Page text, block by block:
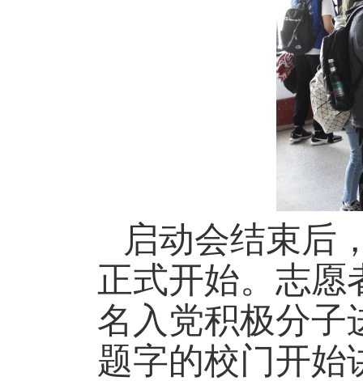
启动会结束后
正式开始。志愿
名入党积极分子
题字的校门开始